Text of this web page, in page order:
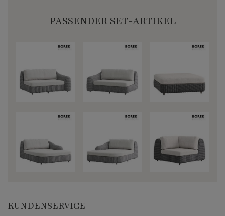
PASSENDER SET-ARTIKEL
KUNDENSERVICE